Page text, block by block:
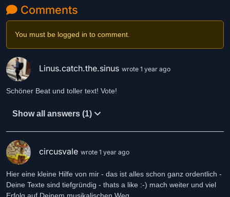
Comments
You must be logged in to comment.
Linus.catch.the.sinus wrote 1 year ago
Schöner Beat und toller text! Vote!
Show all answers (1)
circusvale wrote 1 year ago
Hier eine kleine Hilfe von mir - das ist alles schon ganz ordentlich -
Deine Texte sind tiefgründig - thats a like :-) mach weiter und viel